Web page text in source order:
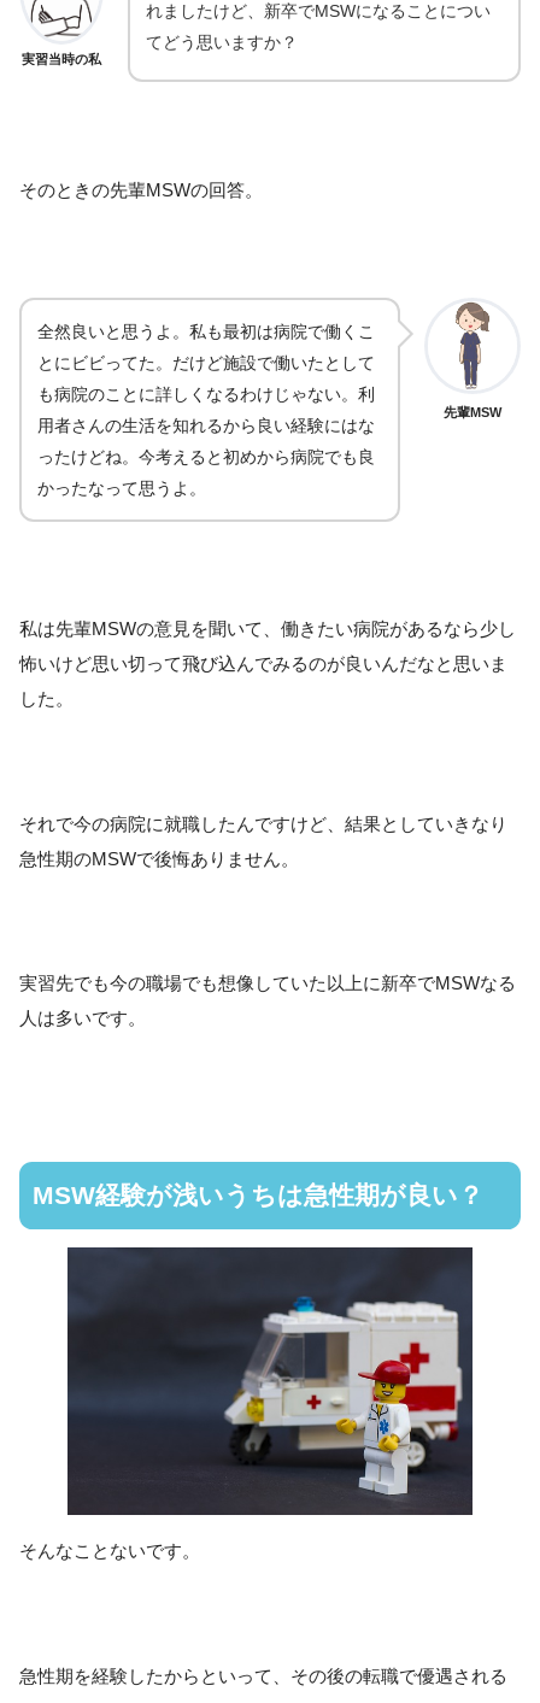
実習当時の私
れましたけど、新卒でMSWになることについ
てどう思いますか？
そのときの先輩MSWの回答。
全然良いと思うよ。私も最初は病院で働くこ
とにビビってた。だけど施設で働いたとして
も病院のことに詳しくなるわけじゃない。利
用者さんの生活を知れるから良い経験にはな
ったけどね。今考えると初めから病院でも良
かったなって思うよ。
先輩MSW
私は先輩MSWの意見を聞いて、働きたい病院があるなら少し
怖いけど思い切って飛び込んでみるのが良いんだなと思いま
した。
それで今の病院に就職したんですけど、結果としていきなり
急性期のMSWで後悔ありません。
実習先でも今の職場でも想像していた以上に新卒でMSWなる
人は多いです。
MSW経験が浅いうちは急性期が良い？
そんなことないです。
急性期を経験したからといって、その後の転職で優遇される